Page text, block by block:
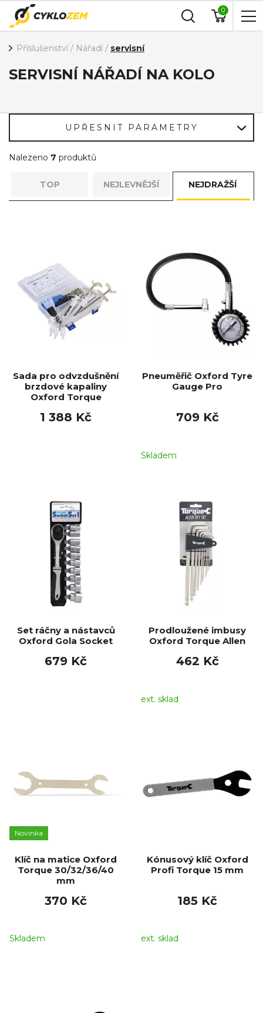
0
Příslušenství / Nářadí / servisní
SERVISNÍ NÁŘADÍ NA KOLO
UPŘESNIT PARAMETRY
Nalezeno 7 produktů
TOP NEJLEVNĚJŠÍ NEJDRAŽŠÍ
Sada pro odvzdušnění
brzdové kapaliny
Oxford Torque
1 388 Kč
Pneuměřič Oxford Tyre
Gauge Pro
709 Kč
Skladem
Set ráčny a nástavců
Oxford Gola Socket
679 Kč
Prodloužené imbusy
Oxford Torque Allen
462 Kč
ext. sklad
Novinka
Klíč na matice Oxford
Torque 30/32/36/40
mm
370 Kč
Skladem
Kónusový klíč Oxford
Profi Torque 15 mm
185 Kč
ext. sklad